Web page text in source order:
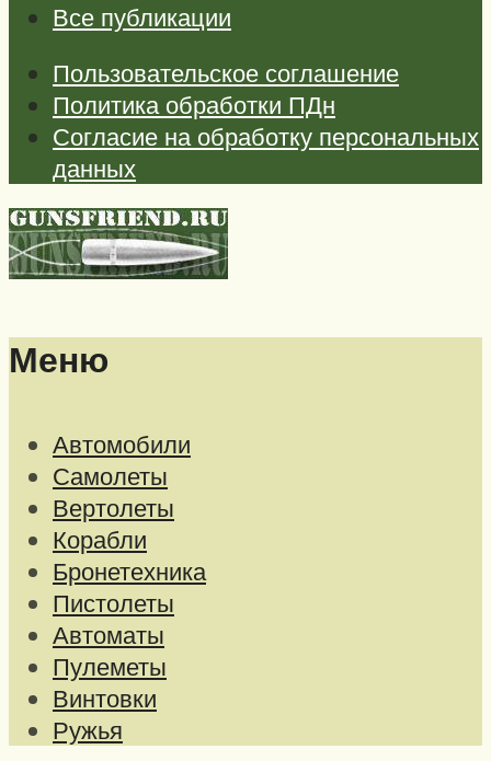
Все публикации
Пользовательское соглашение
Политика обработки ПДн
Согласие на обработку персональных
данных
Меню
Автомобили
Самолеты
Вертолеты
Корабли
Бронетехника
Пистолеты
Автоматы
Пулеметы
Винтовки
Ружья